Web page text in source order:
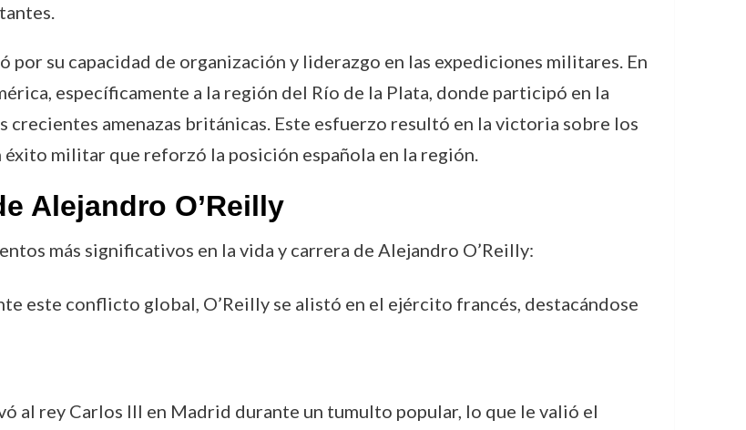
por su capacidad de organización y liderazgo en las expediciones militares. En
específicamente a la región del Río de la Plata, donde participó en la
crecientes amenazas británicas. Este esfuerzo resultó en la victoria sobre los
militar que reforzó la posición española en la región.
Alejandro O’Reilly
más significativos en la vida y carrera de Alejandro O’Reilly:
este conflicto global, O’Reilly se alistó en el ejército francés, destacándose
al rey Carlos III en Madrid durante un tumulto popular, lo que le valió el